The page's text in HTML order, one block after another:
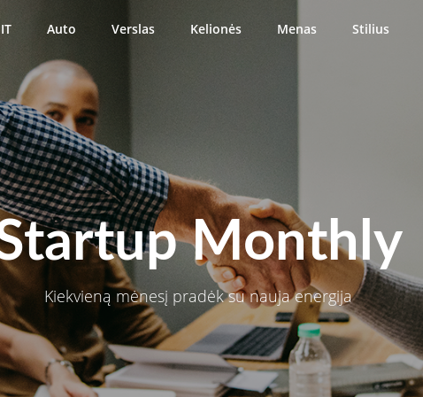
IT Auto Verslas Kelionės Menas Stilius
Monthly
Kiekvieną mėnesį pradėk su nauja energija